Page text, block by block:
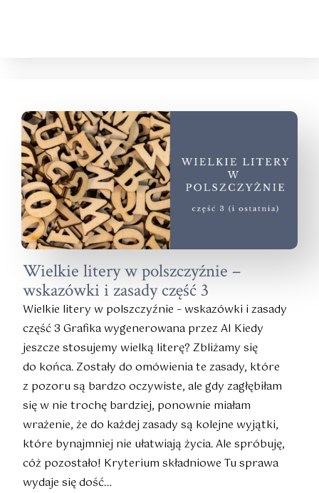
Wielkie litery w polszczyźnie –
wskazówki i zasady część 3
Wielkie litery w polszczyźnie – wskazówki i zasady
część 3 Grafika wygenerowana przez AI Kiedy
jeszcze stosujemy wielką literę? Zbliżamy się
do końca. Zostały do omówienia te zasady, które
z pozoru są bardzo oczywiste, ale gdy zagłębiłam
się w nie trochę bardziej, ponownie miałam
wrażenie, że do każdej zasady są kolejne wyjątki,
które bynajmniej nie ułatwiają życia. Ale spróbuję,
cóż pozostało! Kryterium składniowe Tu sprawa
wydaje się dość…